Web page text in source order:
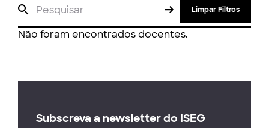
Limpar Filtros
Não foram encontrados docentes.
Subscreva a newsletter do ISEG